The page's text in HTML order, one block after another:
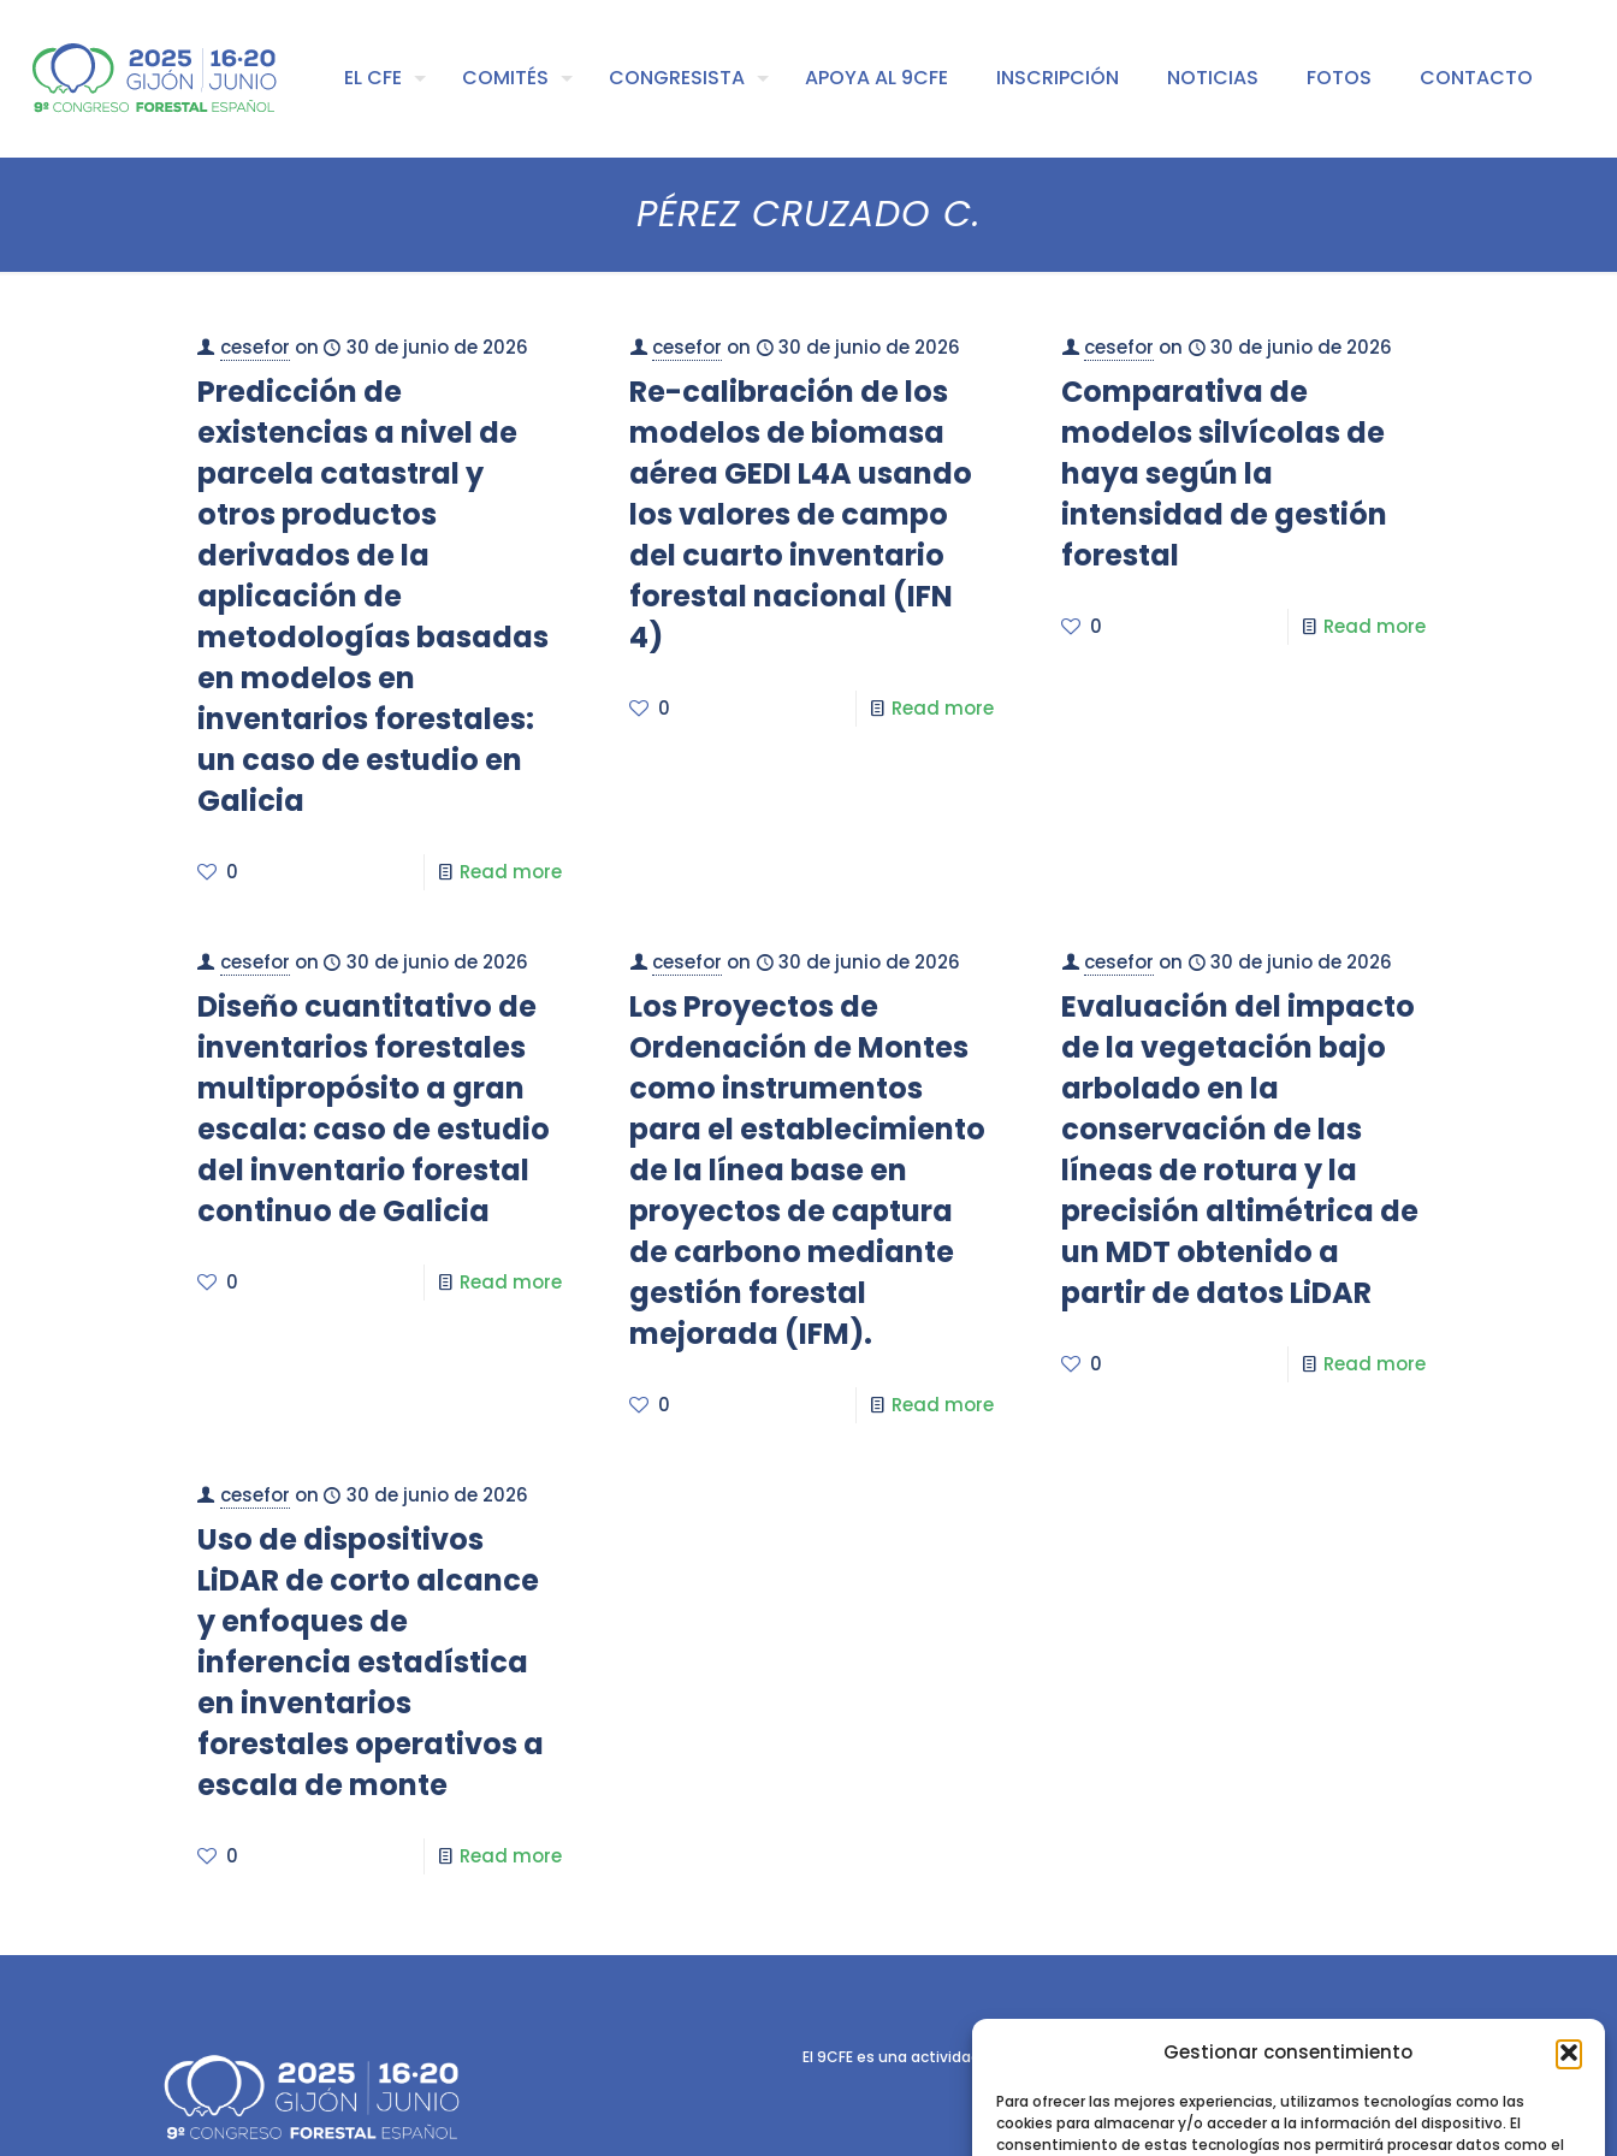
Gestionar consentimiento
Para ofrecer las mejores experiencias, utilizamos tecnologías como las
cookies para almacenar y/o acceder a la información del dispositivo. El
consentimiento de estas tecnologías nos permitirá procesar datos como el
EL CFE COMITÉS CONGRESISTA APOYA AL 9CFE INSCRIPCIÓN NOTICIAS FOTOS CONTACTO
PÉREZ CRUZADO C.
cesefor on 30 de junio de 2026
Predicción de
existencias a nivel de
parcela catastral y
otros productos
derivados de la
aplicación de
metodologías basadas
en modelos en
inventarios forestales:
un caso de estudio en
Galicia
0 Read more
cesefor on 30 de junio de 2026
Re-calibración de los
modelos de biomasa
aérea GEDI L4A usando
los valores de campo
del cuarto inventario
forestal nacional (IFN
4)
0 Read more
cesefor on 30 de junio de 2026
Comparativa de
modelos silvícolas de
haya según la
intensidad de gestión
forestal
0 Read more
cesefor on 30 de junio de 2026
Diseño cuantitativo de
inventarios forestales
multipropósito a gran
escala: caso de estudio
del inventario forestal
continuo de Galicia
0 Read more
cesefor on 30 de junio de 2026
Los Proyectos de
Ordenación de Montes
como instrumentos
para el establecimiento
de la línea base en
proyectos de captura
de carbono mediante
gestión forestal
mejorada (IFM).
0 Read more
cesefor on 30 de junio de 2026
Evaluación del impacto
de la vegetación bajo
arbolado en la
conservación de las
líneas de rotura y la
precisión altimétrica de
un MDT obtenido a
partir de datos LiDAR
0 Read more
cesefor on 30 de junio de 2026
Uso de dispositivos
LiDAR de corto alcance
y enfoques de
inferencia estadística
en inventarios
forestales operativos a
escala de monte
0 Read more
El 9CFE es una actividad promovida por la Sociedad Española de Ciencias Forestales
Instituto de Ciencias Forestales, INIA-CSIC
Ctra. de la Coruña km 7,5 - 28040 Madrid